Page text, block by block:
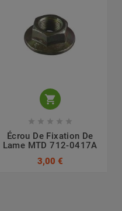

    
Écrou De Fixation De
Lame MTD 712-0417A
3,00 €